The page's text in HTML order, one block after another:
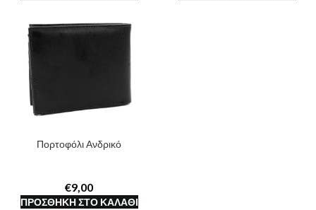
Πορτοφόλι Ανδρικό
€
ΠΡΟΣΘΉΚΗ ΣΤΟ ΚΑΛΆΘΙ